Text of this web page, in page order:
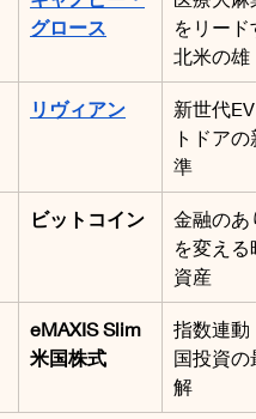
グロース
をリード
北米の雄
リヴィアン
新世代EV
トドアの
準
ビットコイン
金融のあ
を変える
資産
eMAXIS Slim
米国株式
指数連動
国投資の
解